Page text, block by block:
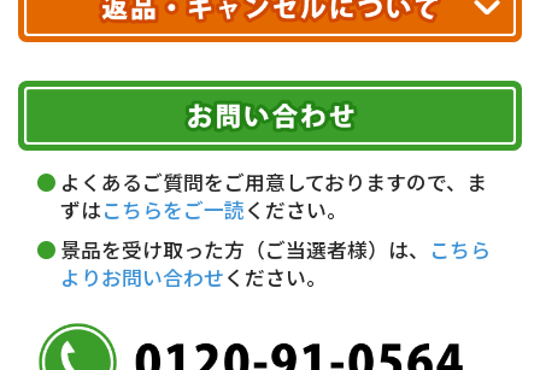
ヤマト運輸
お届け可能時間帯
午前中 14～16時
16～18時
18～20時
19～21時 指定なし
代金引換(現金のみ)
5,000円未満…330円(税込)
銀行振込(前払い)
普通 7263489
期限を含むルール（条件）や、お客様にご負担い
ただく費用がございます。
詳しくはこちら▶
よくあるご質問をご用意しておりますので、ま
ずはこちらをご一読ください。
景品を受け取った方（ご当選者様）は、 こちら
よりお問い合わせください。